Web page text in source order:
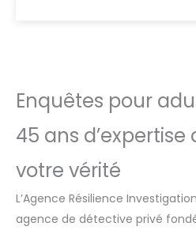
Enquêtes pour
45 ans
votre vérité
L’Agence Résilience
agence de détective privé